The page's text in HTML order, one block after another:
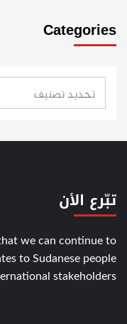
Categories
تبّرع الأن
we can continue to
to Sudanese people
stakeholders.